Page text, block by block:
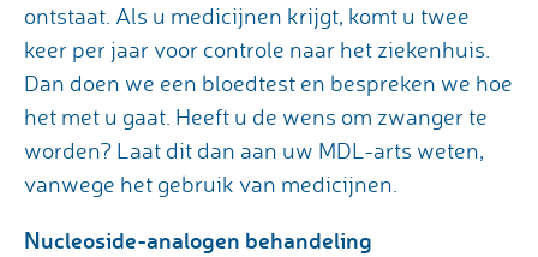
ontstaat. Als u medicijnen krijgt, komt u twee
keer per jaar voor controle naar het ziekenhuis.
Dan doen we een bloedtest en bespreken we hoe
het met u gaat. Heeft u de wens om zwanger te
worden? Laat dit dan aan uw MDL-arts weten,
vanwege het gebruik van medicijnen.
Nucleoside-analogen behandeling